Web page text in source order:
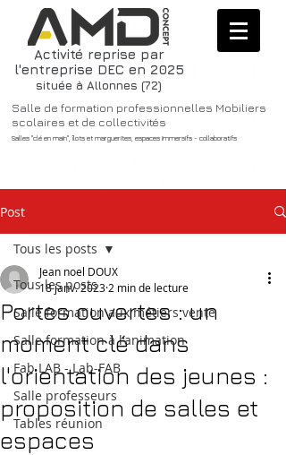
Activité reprise par
l'entreprise DEC en 2025
située à Allonnes (72)
Salle de formation professionnelles Mobiliers
scolaires et de collectivités
Salles "clé en main", îlots et marguerites, espaces immersifs - collaboratifs
Post
Tous les posts
Salle formation aux métiers vente
Salle formation à l'animation
Fab LAB - Lab-FAB
Salle professeurs
Tables réunion
Tous les posts
Portes ouvertes : un
moment clé dans
l'orientation des jeunes :
proposition de salles et
espaces
Jean noel DOUX
18 janv. 2023 2 min de lecture